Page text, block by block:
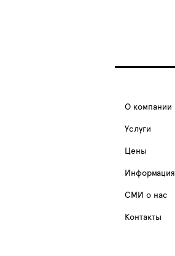
О компании
Услуги
Цены
Информация
СМИ о нас
Контакты